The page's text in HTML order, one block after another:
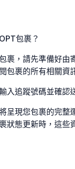
包裹？
裹，請先準備好由
包裹的所有相關資
入追蹤號碼並確認
呈現您包裹的完整
狀態更新時，這些